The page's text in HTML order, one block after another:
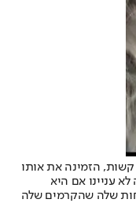
קשות, הזמינה את אותו
עניינו אם היא
שלה שהקרמים שלה